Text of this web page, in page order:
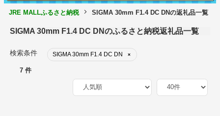
JRE MALLふるさと納税 SIGMA 30mm F1.4 DC DNの返礼品一覧
SIGMA 30mm F1.4 DC DNのふるさと納税返礼品一覧
検索条件 SIGMA 30mm F1.4 DC DN ×
7 件